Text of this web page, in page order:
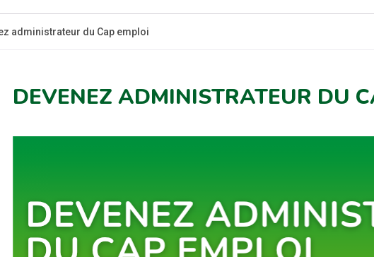
administrateur du Cap emploi
DEVENEZ ADMINISTRATEUR DU